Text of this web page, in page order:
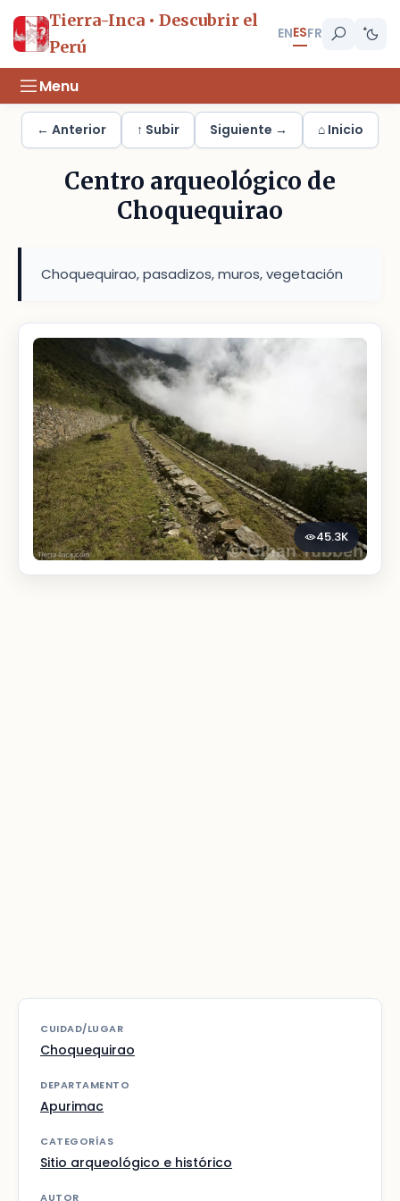
Tierra-Inca • Descubrir el
Perú
ENESFR
Menu
← Anterior ↑ Subir Siguiente → ⌂ Inicio
Centro arqueológico de
Choquequirao
Choquequirao, pasadizos, muros, vegetación
45.3K
CUIDAD/LUGAR
Choquequirao
DEPARTAMENTO
Apurimac
CATEGORÍAS
Sitio arqueológico e histórico
AUTOR